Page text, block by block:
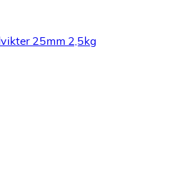
25mm 2,5kg